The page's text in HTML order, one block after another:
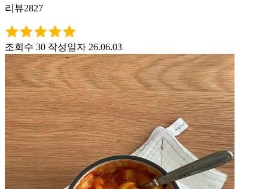
리뷰2827
조회수 30 작성일자 26.06.03